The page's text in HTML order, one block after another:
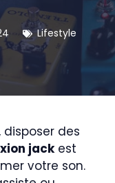
Lifestyle
disposer des
jackest
votre son.